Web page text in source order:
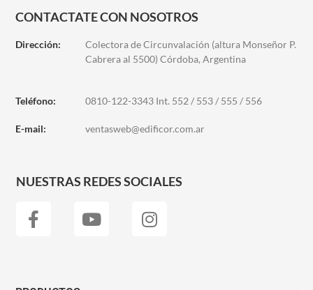
CONTACTATE CON NOSOTROS
Dirección:
Colectora de Circunvalación (altura Monseñor P.
Cabrera al 5500) Córdoba, Argentina
Teléfono: 0810-122-3343 Int. 552 / 553 / 555 / 556
E-mail: ventasweb@edificor.com.ar
NUESTRAS REDES SOCIALES